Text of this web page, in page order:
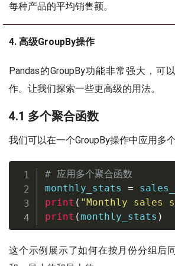
每种产品的平均销售额。
4. 高级GroupBy操作
Pandas的GroupBy功能非常强大，可
作。让我们探索一些更高级的用法。
4.1 多个聚合函数
我们可以在一个GroupBy操作中应用多
# 应用多个聚合函数
monthly_stats =
print ( "Monthly sales
print (monthly_stats )
这个示例展示了如何在按月份分组后